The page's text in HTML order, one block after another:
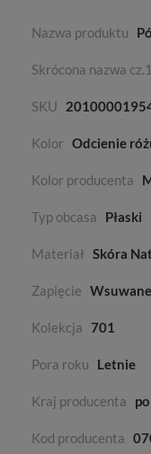
Nazwa produktu
Skrócona nazwa cz.1
SKU
Kolor Odcienie
Kolor producenta
Typ obcasa Płaski
Materiał Skóra
Zapięcie Wsuwane
Kolekcja 701
Pora roku Letnie
Kraj producenta
Kod producenta